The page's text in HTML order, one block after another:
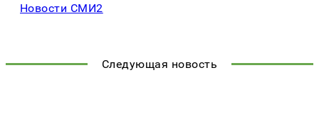
Новости СМИ2
Следующая новость